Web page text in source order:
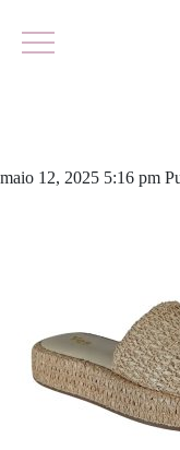
maio 12, 2025 5:16 pm